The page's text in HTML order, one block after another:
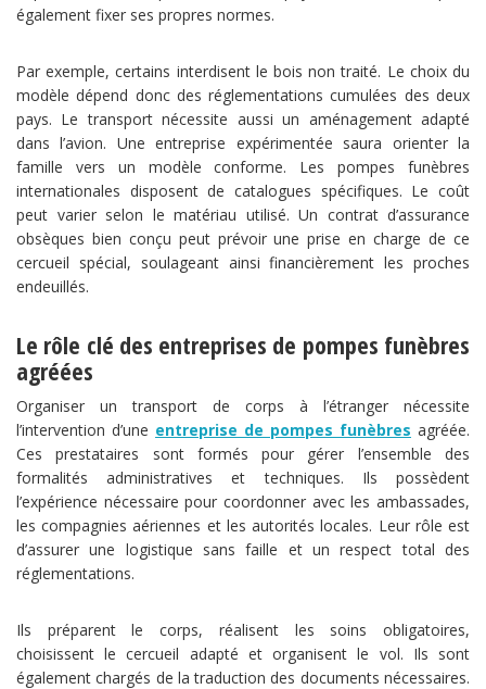
également fixer ses propres normes.
Par exemple, certains interdisent le bois non traité. Le choix du
modèle dépend donc des réglementations cumulées des deux
pays. Le transport nécessite aussi un aménagement adapté
dans l’avion. Une entreprise expérimentée saura orienter la
famille vers un modèle conforme. Les pompes funèbres
internationales disposent de catalogues spécifiques. Le coût
peut varier selon le matériau utilisé. Un contrat d’assurance
obsèques bien conçu peut prévoir une prise en charge de ce
cercueil spécial, soulageant ainsi financièrement les proches
endeuillés.
Le rôle clé des entreprises de pompes funèbres
agréées
Organiser un transport de corps à l’étranger nécessite
l’intervention d’une entreprise de pompes funèbres agréée.
Ces prestataires sont formés pour gérer l’ensemble des
formalités administratives et techniques. Ils possèdent
l’expérience nécessaire pour coordonner avec les ambassades,
les compagnies aériennes et les autorités locales. Leur rôle est
d’assurer une logistique sans faille et un respect total des
réglementations.
Ils préparent le corps, réalisent les soins obligatoires,
choisissent le cercueil adapté et organisent le vol. Ils sont
également chargés de la traduction des documents nécessaires.